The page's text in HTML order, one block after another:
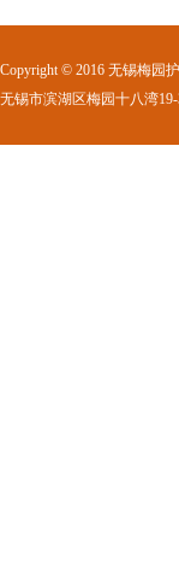
Copyright © 2016 无锡梅园
无锡市滨湖区梅园十八湾19-